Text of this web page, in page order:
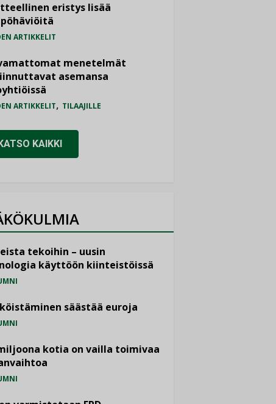
eristys lisää
ARTIKKELIT
menetelmät
asemansa
ARTIKKELIT, TILAAJILLE
KATSO KAIKKI
tekoihin – uusin
käyttöön kiinteistöissä
säästää euroja
kotia on vailla toimivaa